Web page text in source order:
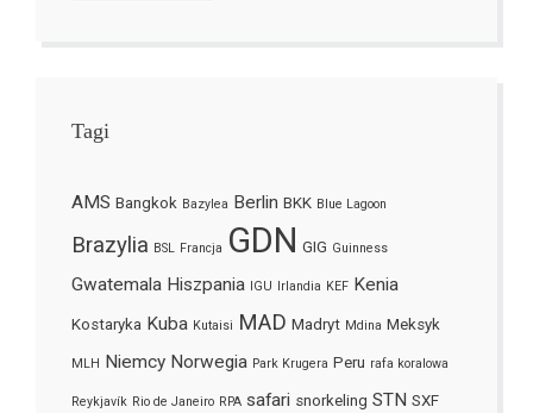
Tagi
AMS Bangkok Bazylea Berlin BKK Blue Lagoon
Brazylia BSL Francja GDN GIG Guinness
Gwatemala Hiszpania IGU Irlandia KEF Kenia
Kostaryka Kuba Kutaisi MAD Madryt Mdina Meksyk
MLH Niemcy Norwegia Park Krugera Peru rafa koralowa
Reykjavík Rio de Janeiro RPA safari snorkeling STN SXF